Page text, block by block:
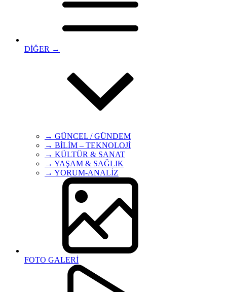
DİĞER →
→ GÜNCEL / GÜNDEM
→ BİLİM – TEKNOLOJİ
→ KÜLTÜR & SANAT
→ YAŞAM & SAĞLIK
→ YORUM-ANALİZ
FOTO GALERİ